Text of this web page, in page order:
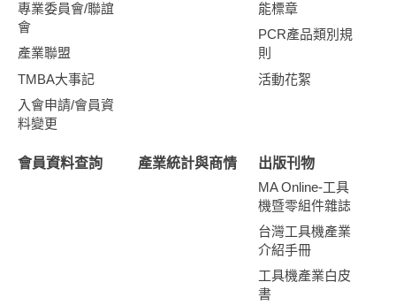
專業委員會/聯誼
會
產業聯盟
TMBA大事記
入會申請/會員資
料變更
能標章
PCR產品類別規
則
活動花絮
會員資料查詢 產業統計與商情
出版刊物
MA Online-工具
機暨零組件雜誌
台灣工具機產業
介紹手冊
工具機產業白皮
書